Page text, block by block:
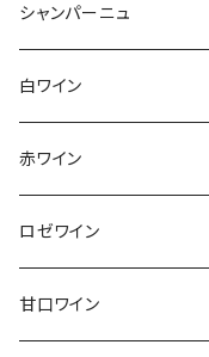
シャンパーニュ
アンリ・ジロー
アンリ・ビリオ・フィス
エティエンヌ・ルフェーヴル
クリスチャン・ゴセ
白ワイン
フランス
アルザス
ブルゴーニュ
ドイツ
オーストラリア
赤ワイン
フランス
アルザス
スロヴァキア
ロゼワイン
甘口ワイン